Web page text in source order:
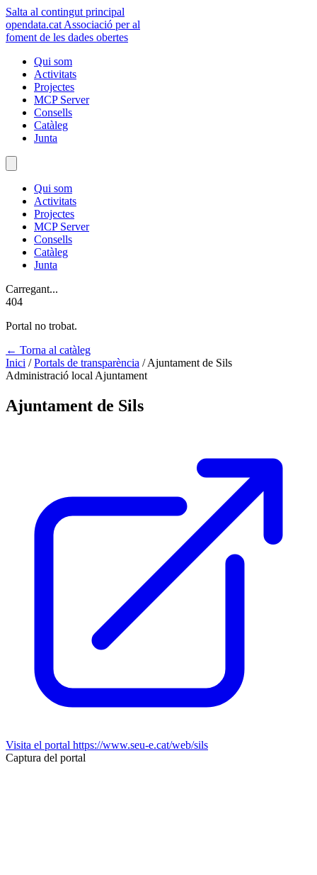
Salta al contingut principal
opendata.cat Associació per al
foment de les dades obertes
Qui som
Activitats
Projectes
MCP Server
Consells
Catàleg
Junta
Qui som
Activitats
Projectes
MCP Server
Consells
Catàleg
Junta
Carregant...
404
Portal no trobat.
← Torna al catàleg
Inici / Portals de transparència / Ajuntament de Sils
Administració local Ajuntament
Ajuntament de Sils
Visita el portal https://www.seu-e.cat/web/sils
Captura del portal